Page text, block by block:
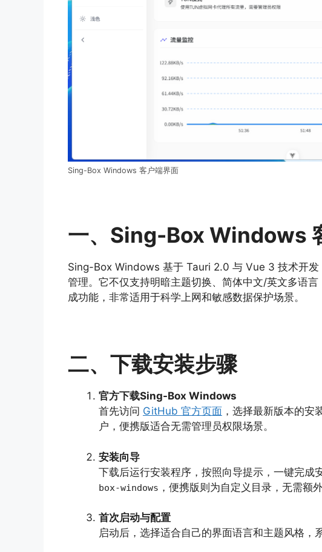
Sing-Box Windows 客户端界面
一、Sing-Box Windows
Sing-Box Windows 基于 Tauri 2.0 与 Vue 3 技术开发
管理。它不仅支持明暗主题切换、简体中文/英文多语
成功能，非常适用于科学上网和敏感数据保护场景。
二、下载安装步骤
官方下载Sing-Box Windows
首先访问 GitHub 官方页面 ，选择最新版本的安
户，便携版适合无需管理员权限场景。
安装向导
下载后运行安装程序，按照向导提示，一键完成
box-windows ，便携版则为自定义目录，无需额外
首次启动与配置
启动后，选择适合自己的界面语言和主题风格，